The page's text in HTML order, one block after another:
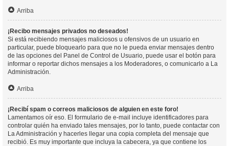
Arriba
¡Recibo mensajes privados no deseados!
Si está recibiendo mensajes maliciosos u ofensivos de un usuario en
particular, puede bloquearlo para que no le pueda enviar mensajes dentro
de las opciones del Panel de Control de Usuario, puede usar el botón para
informar o reportar dichos mensajes a los Moderadores, o comunicarlo a La
Administración.
Arriba
¡Recibí spam o correos maliciosos de alguien en este foro!
Lamentamos oír eso. El formulario de e-mail incluye identificadores para
controlar quién ha enviado tales mensajes, por lo tanto, puede contactar con
La Administración y hacerles llegar una copia completa del mensaje que
recibió. Es muy importante que incluya la cabecera, ya que contiene los